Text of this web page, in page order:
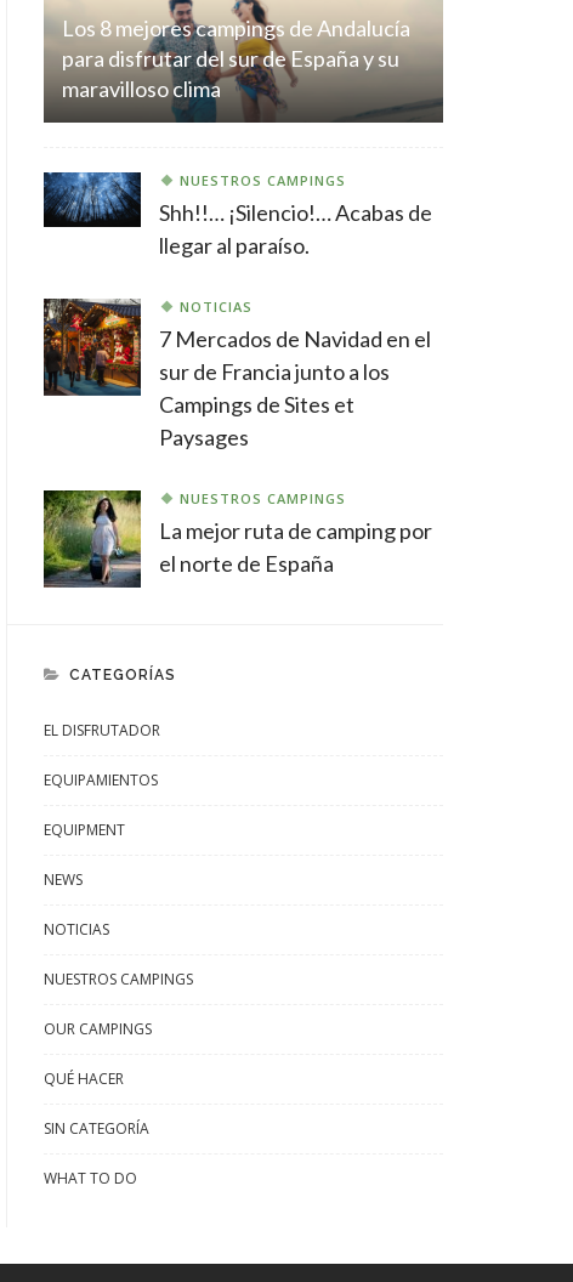
Los 8 mejores campings de Andalucía
para disfrutar del sur de España y su
maravilloso clima
NUESTROS CAMPINGS
Shh!!… ¡Silencio!… Acabas de
llegar al paraíso.
NOTICIAS
7 Mercados de Navidad en el
sur de Francia junto a los
Campings de Sites et
Paysages
NUESTROS CAMPINGS
La mejor ruta de camping por
el norte de España
CATEGORÍAS
EL DISFRUTADOR
EQUIPAMIENTOS
EQUIPMENT
NEWS
NOTICIAS
NUESTROS CAMPINGS
OUR CAMPINGS
QUÉ HACER
SIN CATEGORÍA
WHAT TO DO